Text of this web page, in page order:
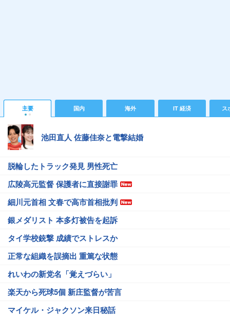
主要 国内 海外 IT 経済 ス
池田直人 佐藤佳奈と電撃結婚
脱輪したトラック発見 男性死亡
広陵高元監督 保護者に直接謝罪
細川元首相 文春で高市首相批判
銀メダリスト 本多灯被告を起訴
タイ学校銃撃 成績でストレスか
正常な組織を誤摘出 重篤な状態
れいわの新党名「覚えづらい」
楽天から死球5個 新庄監督が苦言
マイケル・ジャクソン来日秘話